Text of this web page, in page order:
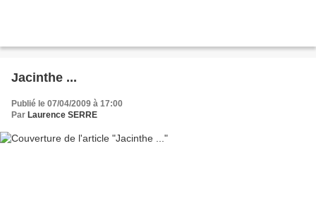
Jacinthe ...
Publié le 07/04/2009 à 17:00
Par Laurence SERRE